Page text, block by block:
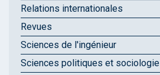
Relations internationales
Revues
Sciences de l'ingénieur
Sciences politiques et sociologie